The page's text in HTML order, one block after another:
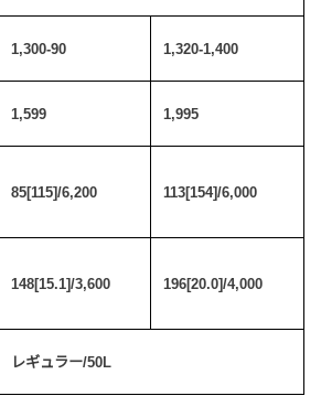
1,300-90 1,320-1,400
1,599 1,995
85[115]/6,200 113[154]/6,000
148[15.1]/3,600 196[20.0]/4,000
レギュラー/50L